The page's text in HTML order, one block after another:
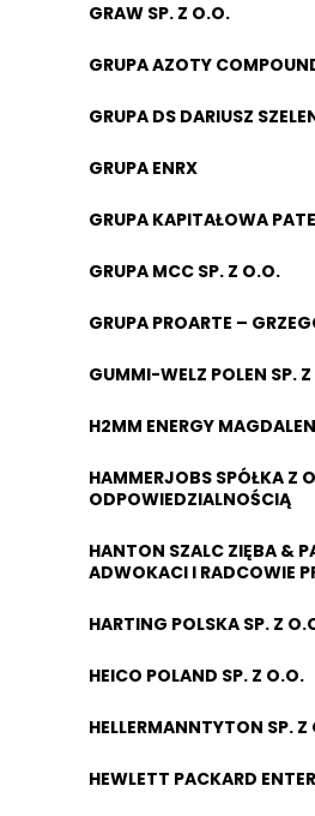
GRAW SP. Z O.O.
GRUPA AZOTY
GRUPA DS DARIUSZ
GRUPA ENRX
GRUPA KAPITAŁOWA
GRUPA MCC SP. Z O.O.
GRUPA PROARTE –
GUMMI-WELZ POLEN SP.
H2MM ENERGY
HAMMERJOBS SPÓŁKA Z
ODPOWIEDZIALNOŚCIĄ
HANTON SZALC ZIĘBA &
ADWOKACI I RADCOWIE
HARTING POLSKA SP. Z
HEICO POLAND SP. Z O.O.
HELLERMANNTYTON SP. Z
HEWLETT PACKARD